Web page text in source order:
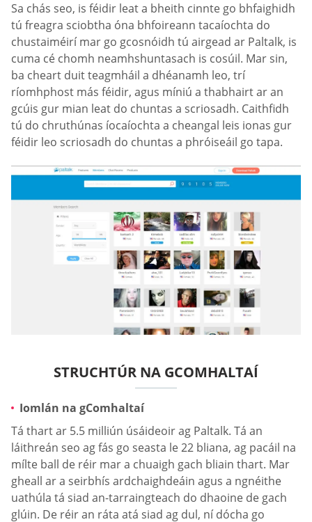
Sa chás seo, is féidir leat a bheith cinnte go bhfaighidh
tú freagra sciobtha óna bhfoireann tacaíochta do
chustaiméirí mar go gcosnóidh tú airgead ar Paltalk, is
cuma cé chomh neamhshuntasach is cosúil. Mar sin,
ba cheart duit teagmháil a dhéanamh leo, trí
ríomhphost más féidir, agus míniú a thabhairt ar an
gcúis gur mian leat do chuntas a scriosadh. Caithfidh
tú do chruthúnas íocaíochta a cheangal leis ionas gur
féidir leo scriosadh do chuntas a phróiseáil go tapa.
STRUCHTÚR NA GCOMHALTAÍ
Iomlán na gComhaltaí
Tá thart ar 5.5 milliún úsáideoir ag Paltalk. Tá an
láithreán seo ag fás go seasta le 22 bliana, ag pacáil na
mílte ball de réir mar a chuaigh gach bliain thart. Mar
gheall ar a seirbhís ardchaighdeáin agus a ngnéithe
uathúla tá siad an-tarraingteach do dhaoine de gach
glúin. De réir an ráta atá siad ag dul, ní dócha go